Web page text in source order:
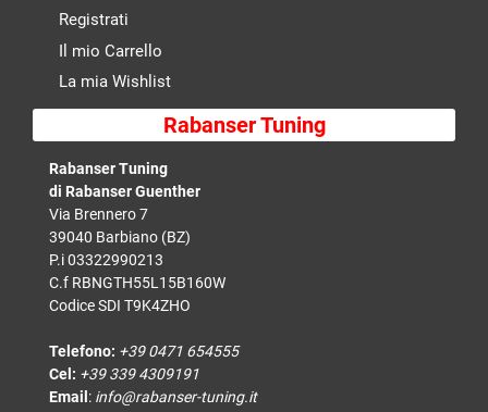
Registrati
Il mio Carrello
La mia Wishlist
Rabanser Tuning
Rabanser Tuning
di Rabanser Guenther
Via Brennero 7
39040 Barbiano (BZ)
P.i 03322990213
C.f RBNGTH55L15B160W
Codice SDI T9K4ZHO
Telefono: +39 0471 654555
Cel: +39 339 4309191
Email : info@rabanser-tuning.it